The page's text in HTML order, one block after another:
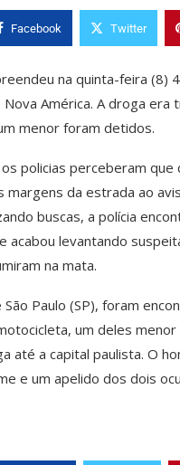
Facebook Twitter
na quinta-feira
América. A droga
menor foram detidos.
policias perceberam
da estrada ao
buscas, a polícia
levantando
na mata.
Paulo (SP), foram
um deles
até a capital paulista. O
e um apelido dos dois